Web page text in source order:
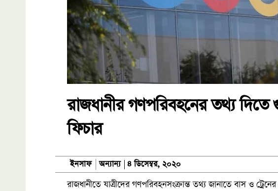
রাজধানীর গণপরিবহনের তথ্য
ফিচার
ইনসাফ অন্যান্য ৪ ডিসেম্বর, ২০২০
রাজধানীতে যাত্রীদের গণপরিবহনসংক্রান্ত তথ্য জানাতে বাস ও